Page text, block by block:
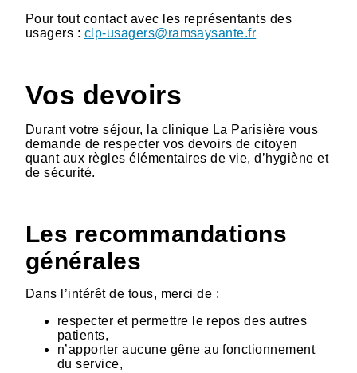
Pour tout contact avec les représentants des
usagers : clp-usagers@ramsaysante.fr
Vos devoirs
Durant votre séjour, la clinique La Parisière vous
demande de respecter vos devoirs de citoyen
quant aux règles élémentaires de vie, d’hygiène et
de sécurité.
Les recommandations
générales
Dans l’intérêt de tous, merci de :
respecter et permettre le repos des autres
patients,
n’apporter aucune gêne au fonctionnement
du service,